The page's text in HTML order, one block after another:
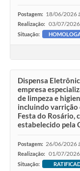
Postagem: 18/06/2026
Realização: 03/07/2026
Situação:
Dispensa
empresa
de limpeza e
incluindo varrição
Festa do Rosário,
estabelecido pela
Postagem: 26/06/2026
Realização: 01/07/
Situação: